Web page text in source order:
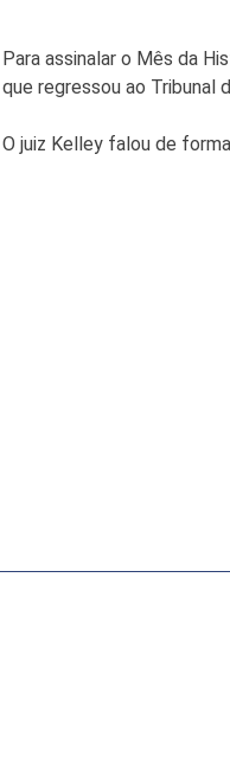
Para assinalar o Mês da
que regressou ao Tribunal
O juiz Kelley falou de